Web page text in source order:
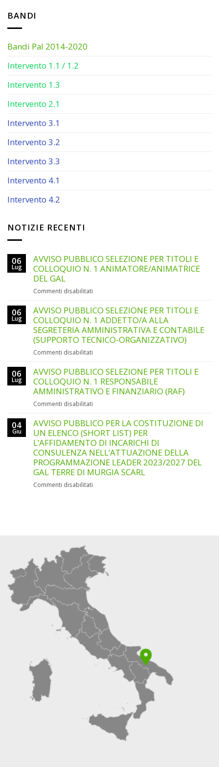
BANDI
Bandi Pal 2014-2020
Intervento 1.1 / 1.2
Intervento 1.3
Intervento 2.1
Intervento 3.1
Intervento 3.2
Intervento 3.3
Intervento 4.1
Intervento 4.2
NOTIZIE RECENTI
06
Lug
AVVISO PUBBLICO SELEZIONE PER TITOLI E
COLLOQUIO N. 1 ANIMATORE/ANIMATRICE
DEL GAL
Commenti disabilitati
PUBBLICO
SELEZIONE
PER
TITOLI
E
1
ANIMATORE/ANIMATRICE
DEL
GAL
06
Lug
AVVISO PUBBLICO SELEZIONE PER TITOLI E
COLLOQUIO N. 1 ADDETTO/A ALLA
SEGRETERIA AMMINISTRATIVA E CONTABILE
(SUPPORTO TECNICO-ORGANIZZATIVO)
Commenti disabilitati
PUBBLICO
SELEZIONE
PER
TITOLI
N.
1
ADDETTO/A
ALLA
SEGRETERIA
AMMINISTRATIVA
E
06
Lug
AVVISO PUBBLICO SELEZIONE PER TITOLI E
COLLOQUIO N. 1 RESPONSABILE
AMMINISTRATIVO E FINANZIARIO (RAF)
Commenti disabilitati
PUBBLICO
SELEZIONE
PER
TITOLI
E
COLLOQUIO
N.
04
Giu
AVVISO PUBBLICO PER LA COSTITUZIONE DI
UN ELENCO (SHORT LIST) PER
L’AFFIDAMENTO DI INCARICHI DI
CONSULENZA NELL’ATTUAZIONE DELLA
PROGRAMMAZIONE LEADER 2023/2027 DEL
GAL TERRE DI MURGIA SCARL
Commenti disabilitati
ELENCO
(SHORT
LIST)
INCARICHI
DI
CONSULENZA
NELL’ATTUAZIONE
DELLA
PROGRAMMAZIONE
LEADER
2023/2027
MURGIA